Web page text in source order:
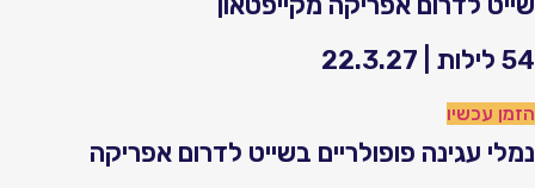
| 22.3.27
עכשיו
עגינה פופולריים בשייט לדרום אפריקה